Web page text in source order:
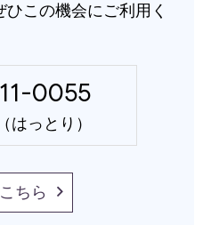
この機会にご利用く
0055
っとり）
ちら